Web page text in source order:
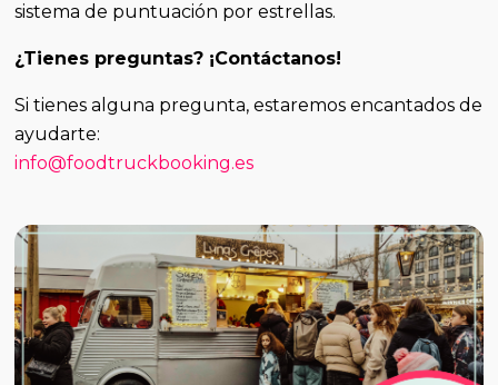
sistema de puntuación por estrellas.
¿Tienes preguntas? ¡Contáctanos!
Si tienes alguna pregunta, estaremos encantados de
ayudarte:
info@foodtruckbooking.es